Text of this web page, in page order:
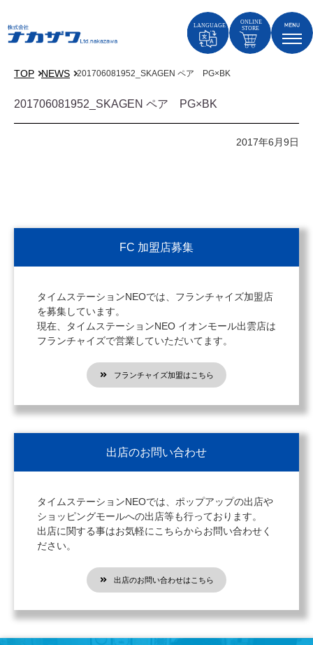
TOP NEWS 201706081952_SKAGEN ペア PG×BK
201706081952_SKAGEN ペア PG×BK
2017年6月9日
FC 加盟店募集
タイムステーションNEOでは、フランチャイズ加盟店
を募集しています。
現在、タイムステーションNEO イオンモール出雲店は
フランチャイズで営業していただいてます。
フランチャイズ加盟はこちら
出店のお問い合わせ
タイムステーションNEOでは、ポップアップの出店や
ショッピングモールへの出店等も行っております。
出店に関する事はお気軽にこちらからお問い合わせく
ださい。
出店のお問い合わせはこちら